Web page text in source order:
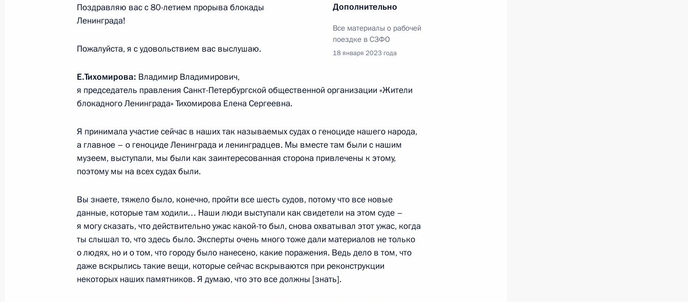
и инноваций для молодых учёных
8 февраля 2023 года, 16:15 Москва, Кремль
Вручение премий Президента в области науки и инноваций для
8 февраля 2023 года, 15:50 Москва, Кремль
2 февраля 2023 года, четверг
Встреча с представителями общественных патриотических
и молодёжных организаций
2 февраля 2023 года, 19:50 Волгоград
9
Дополнительно
Все материалы о рабочей
поездке в СЗФО
18 января 2023 года
Поздравляю вас с 80-летием прорыва блокады
Ленинграда!
Пожалуйста, я с удовольствием вас выслушаю.
Е.Тихомирова: Владимир Владимирович,
я председатель правления Санкт-Петербургской общественной организации «Жители
блокадного Ленинграда» Тихомирова Елена Сергеевна.
Я принимала участие сейчас в наших так называемых судах о геноциде нашего народа,
а главное – о геноциде Ленинграда и ленинградцев. Мы вместе там были с нашим
музеем, выступали, мы были как заинтересованная сторона привлечены к этому,
поэтому мы на всех судах были.
Вы знаете, тяжело было, конечно, пройти все шесть судов, потому что все новые
данные, которые там ходили… Наши люди выступали как свидетели на этом суде –
я могу сказать, что действительно ужас какой-то был, снова охватывал этот ужас, когда
ты слышал то, что здесь было. Эксперты очень много тоже дали материалов не только
о людях, но и о том, что городу было нанесено, какие поражения. Ведь дело в том, что
даже вскрылись такие вещи, которые сейчас вскрываются при реконструкции
некоторых наших памятников. Я думаю, что это все должны [знать].